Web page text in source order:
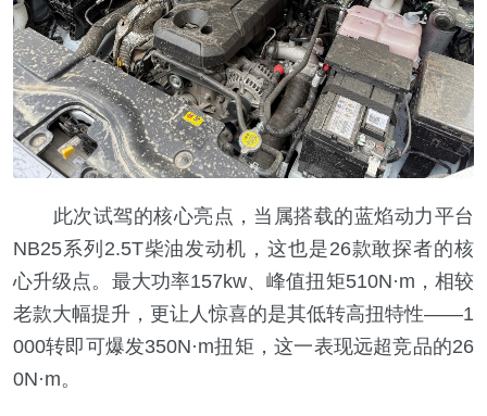
此次试驾的核心亮点，当属搭载的蓝焰动力平台
NB25系列2.5T柴油发动机，这也是26款敢探者的核
心升级点。最大功率157kw、峰值扭矩510N·m，相较
老款大幅提升，更让人惊喜的是其低转高扭特性——1
000转即可爆发350N·m扭矩，这一表现远超竞品的26
0N·m。